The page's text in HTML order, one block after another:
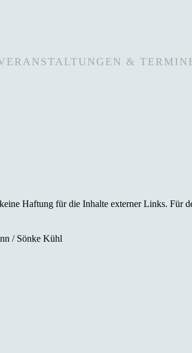
&
Haftung für die Inhalte externer Links. Für
/ Sönke Kühl